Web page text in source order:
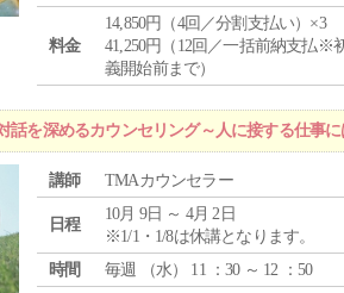
料金
14,850円（4回／分割支払い）×3
41,250円（12回／一括前納支払※
義開始前まで）
話を深めるカウンセリング～人に接する仕事
講師 TMAカウンセラー
日程
10月 9日 ～ 4月 2日
※1/1・1/8は休講となります。
時間
毎週 （水） 11 ：30 ～ 12 ：50